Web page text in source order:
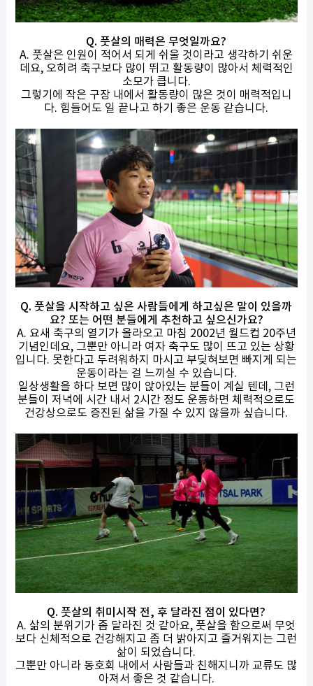
Q. 풋살의 매력은 무엇일까요?
A. 풋살은 인원이 적어서 되게 쉬울 것이라고 생각하기 쉬운
데요, 오히려 축구보다 많이 뛰고 활동량이 많아서 체력적인
소모가 큽니다.
그렇기에 작은 구장 내에서 활동량이 많은 것이 매력적입니
다. 힘들어도 일 끝나고 하기 좋은 운동 같습니다.
Q. 풋살을 시작하고 싶은 사람들에게 하고싶은 말이 있을까
요? 또는 어떤 분들에게 추천하고 싶으신가요?
A. 요새 축구의 열기가 올라오고 마침 2002년 월드컵 20주년
기념인데요, 그뿐만 아니라 여자 축구도 많이 뜨고 있는 상황
입니다. 못한다고 두려워하지 마시고 부딪혀보면 빠지게 되는
운동이라는 걸 느끼실 수 있습니다.
일상생활을 하다 보면 많이 앉아있는 분들이 계실 텐데, 그런
분들이 저녁에 시간 내서 2시간 정도 운동하면 체력적으로도
건강상으로도 증진된 삶을 가질 수 있지 않을까 싶습니다.
Q. 풋살의 취미시작 전, 후 달라진 점이 있다면?
A. 삶의 분위기가 좀 달라진 것 같아요, 풋살을 함으로써 무엇
보다 신체적으로 건강해지고 좀 더 밝아지고 즐거워지는 그런
삶이 되었습니다.
그뿐만 아니라 동호회 내에서 사람들과 친해지니까 교류도 많
아져서 좋은 것 같습니다.